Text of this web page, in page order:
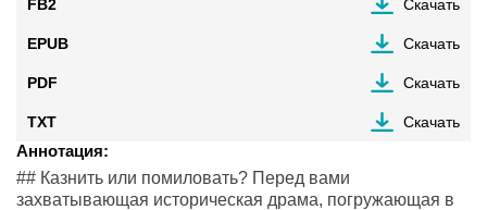
FB2 Скачать
EPUB Скачать
PDF Скачать
TXT Скачать
Аннотация:
## Казнить или помиловать? Перед вами
захватывающая историческая драма, погружающая в